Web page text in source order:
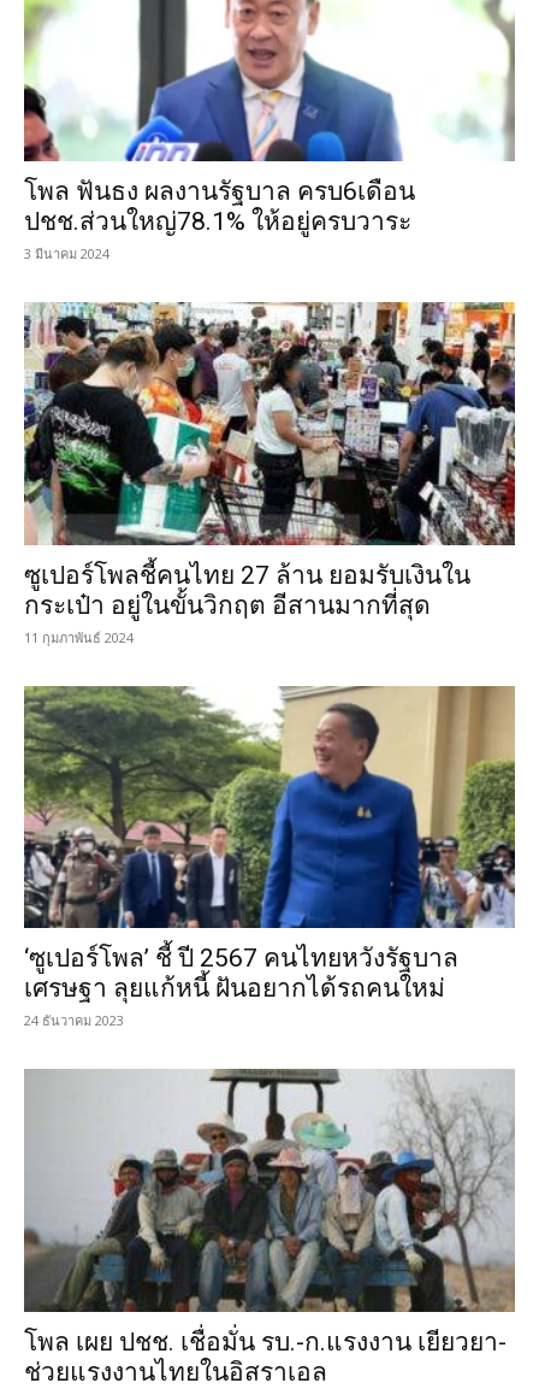
โพล ฟันธง ผลงานรัฐบาล ครบ6เดือน
ปชช.ส่วนใหญ่78.1% ให้อยู่ครบวาระ
3 มีนาคม 2024
ซูเปอร์โพลชี้คนไทย 27 ล้าน ยอมรับเงินใน
กระเป๋า อยู่ในขั้นวิกฤต อีสานมากที่สุด
11 กุมภาพันธ์ 2024
‘ซูเปอร์โพล’ ชี้ ปี 2567 คนไทยหวังรัฐบาล
เศรษฐา ลุยแก้หนี้ ฝันอยากได้รถคนใหม่
24 ธันวาคม 2023
โพล เผย ปชช. เชื่อมั่น รบ.-ก.แรงงาน เยียวยา-
ช่วยแรงงานไทยในอิสราเอล